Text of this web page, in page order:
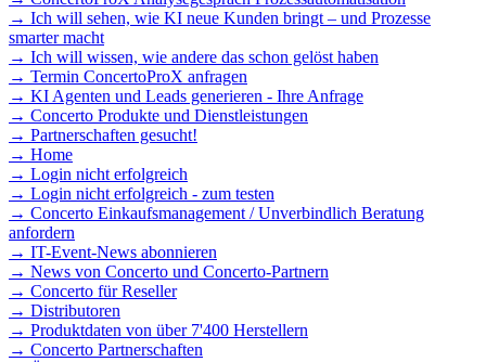
→ Ich will sehen, wie KI neue Kunden bringt – und Prozesse
smarter macht
→ Ich will wissen, wie andere das schon gelöst haben
→ Termin ConcertoProX anfragen
→ KI Agenten und Leads generieren - Ihre Anfrage
→ Concerto Produkte und Dienstleistungen
→ Partnerschaften gesucht!
→ Home
→ Login nicht erfolgreich
→ Login nicht erfolgreich - zum testen
→ Concerto Einkaufsmanagement / Unverbindlich Beratung
anfordern
→ IT-Event-News abonnieren
→ News von Concerto und Concerto-Partnern
→ Concerto für Reseller
→ Distributoren
→ Produktdaten von über 7'400 Herstellern
→ Concerto Partnerschaften